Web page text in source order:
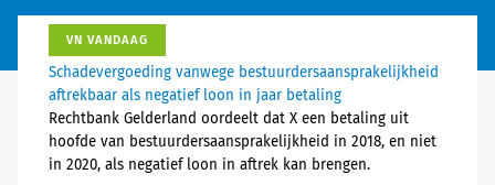
VN VANDAAG
Schadevergoeding vanwege bestuurdersaansprakelijkheid
aftrekbaar als negatief loon in jaar betaling
Rechtbank Gelderland oordeelt dat X een betaling uit
hoofde van bestuurdersaansprakelijkheid in 2018, en niet
in 2020, als negatief loon in aftrek kan brengen.